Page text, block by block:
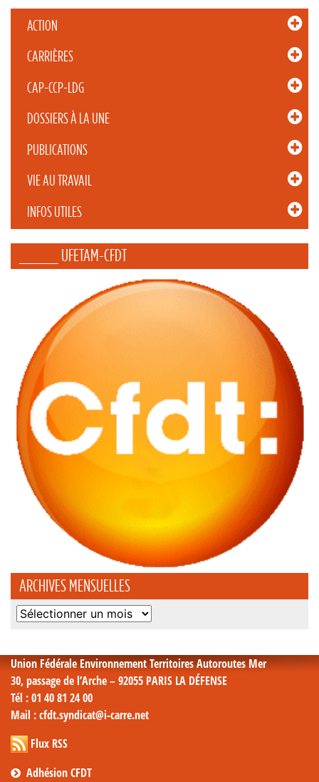
ACTION
CARRIÈRES
CAP-CCP-LDG
DOSSIERS À LA UNE
PUBLICATIONS
VIE AU TRAVAIL
INFOS UTILES
_____ UFETAM-CFDT
ARCHIVES MENSUELLES
Archives
Union Fédérale Environnement Territoires Autoroutes Mer
30, passage de l’Arche – 92055 PARIS LA DÉFENSE
Tél : 01 40 81 24 00
Mail : cfdt.syndicat@i-carre.net
Flux RSS
Adhésion CFDT